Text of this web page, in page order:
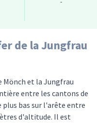
de la Jungfrau
Mönch et la Jungfrau
entre les cantons de
plus bas sur l'arête entre
d'altitude. Il est